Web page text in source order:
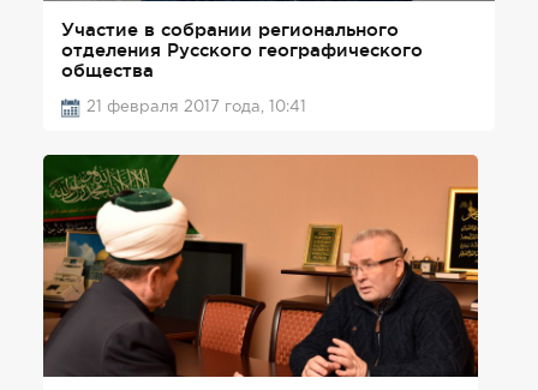
Участие в собрании регионального
отделения Русского географического
общества
21 февраля 2017 года, 10:41